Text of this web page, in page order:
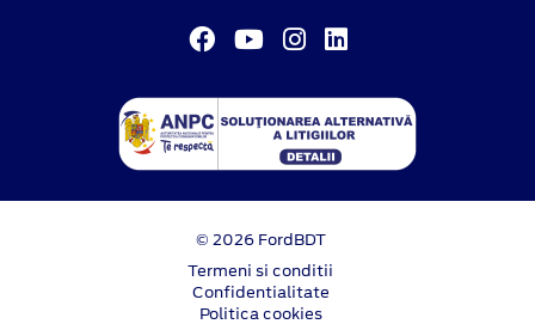
© 2026 FordBDT
Termeni si conditii
Confidentialitate
Politica cookies